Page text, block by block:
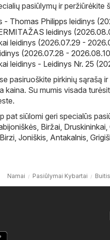
pasiūlymų ir peržiūrėkite
- Thomas Philipps leidinys
leidinys
leidinys (2026.07.29 -
(2026.07.28 -
leidinys - Leidinys Nr. 25
pasiruoškite pirkinių sąrašą
kaina. Su mumis visada
pat siūlomi geri specialūs
, Biržai, Druskininkai,
Birzi, Joniškis, Antakalnis,
Namai Pasiūlymai Kybartai